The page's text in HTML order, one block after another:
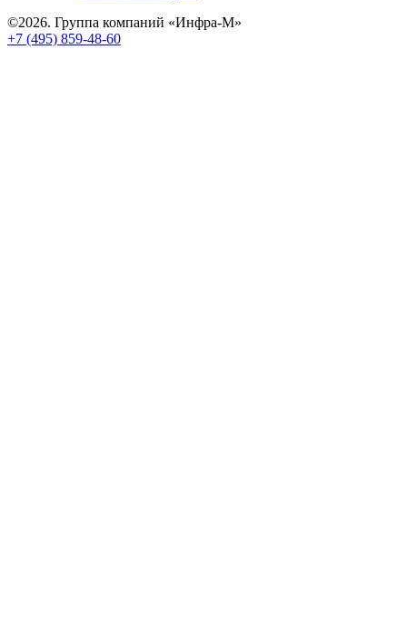
©2026. Группа компаний «Инфра-М»
+7 (495) 859-48-60